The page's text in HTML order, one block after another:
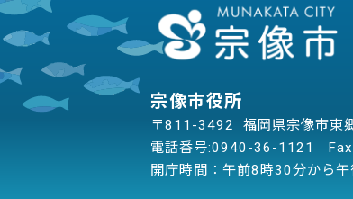
宗像市役所
〒811-3492 福岡県宗像市東
電話番号:0940-36-1121
開庁時間：午前8時30分から